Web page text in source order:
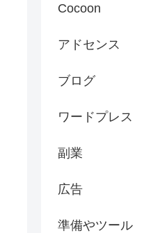
Cocoon
アドセンス
ブログ
ワードプレス
副業
広告
準備やツール